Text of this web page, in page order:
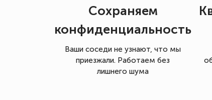
Сохраняем
конфиденциальность
Ваши соседи не узнают, что мы
приезжали. Работаем без
лишнего шума